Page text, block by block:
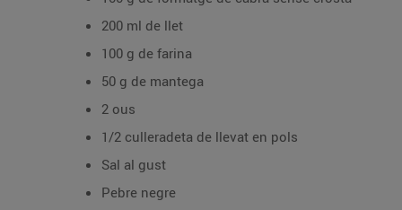
200 ml de llet
100 g de farina
50 g de mantega
2 ous
1/2 culleradeta de llevat en pols
Sal al gust
Pebre negre